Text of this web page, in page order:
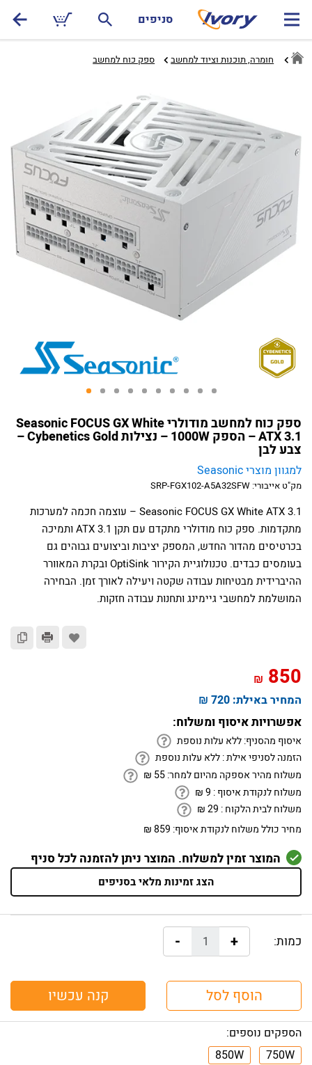
סניפים
חומרה, תוכנות וציוד למחשב ספק כוח למחשב‏
ספק כוח למחשב מודולרי Seasonic FOCUS GX White
ATX 3.1 – הספק 1000W – נצילות Cybenetics Gold –
צבע לבן
למגוון מוצרי Seasonic
מק"ט אייבורי: SRP-FGX102-A5A32SFW
Seasonic FOCUS GX White ATX 3.1 – עוצמה חכמה למערכות
מתקדמות. ספק כוח מודולרי מתקדם עם תקן ATX 3.1 ותמיכה
בכרטיסים מהדור החדש, המספק יציבות וביצועים גבוהים גם
בעומסים כבדים. טכנולוגיית הקירור OptiSink ובקרת המאוורר
ההיברידית מבטיחות עבודה שקטה ויעילה לאורך זמן. הבחירה
המושלמת למחשבי גיימינג ותחנות עבודה חזקות.
₪
850
₪
המחיר באילת: 720 ₪
אפשרויות איסוף ומשלוח:
איסוף מהסניף:ללא עלות נוספת
הזמנה לסניפי אילת :ללא עלות נוספת
משלוח מהיר אספקה מהיום למחר:
₪ 55
משלוח לנקודת איסוף :
₪9
משלוח לבית הלקוח :
₪29
מחיר כולל משלוח לנקודת איסוף: 859 ₪
המוצר זמין למשלוח. המוצר ניתן להזמנה לכל סניף
הצג זמינות מלאי בסניפים
כמות: +
-
הוסף לסל קנה עכשיו
הספקים נוספים:
750W
850W